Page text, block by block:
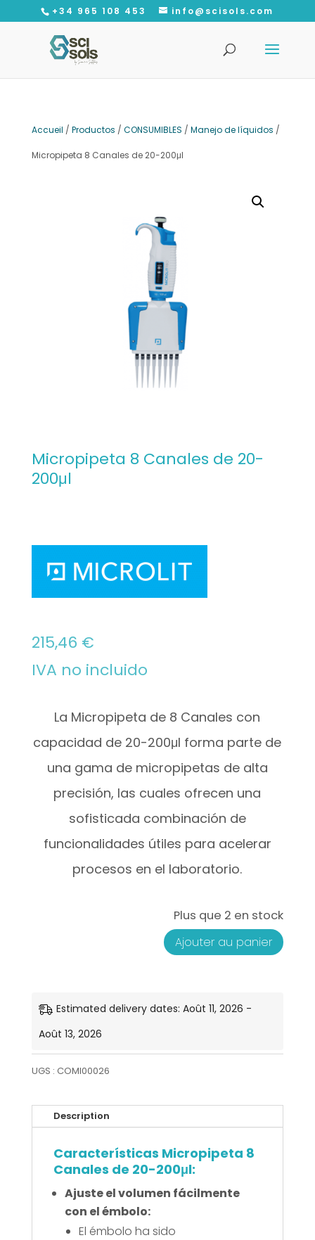
+34 965 108 453 info@scisols.com
Recherche
de
produits
Accueil / Productos / CONSUMIBLES / Manejo de líquidos /
Micropipeta 8 Canales de 20-200μl
Micropipeta 8 Canales de 20-
200μl
215,46 €
IVA no incluido
La Micropipeta de 8 Canales con
capacidad de 20-200μl forma parte de
una gama de micropipetas de alta
precisión, las cuales ofrecen una
sofisticada combinación de
funcionalidades útiles para acelerar
procesos en el laboratorio.
Plus que 2 en stock
quantité
Micropipeta
Canales
20-
200μl
Ajouter au panier
Estimated delivery dates: Août 11, 2026 -
Août 13, 2026
UGS : COMI00026
Description
Características Micropipeta 8
Canales de 20-200μl:
Ajuste el volumen fácilmente
con el émbolo:
El émbolo ha sido